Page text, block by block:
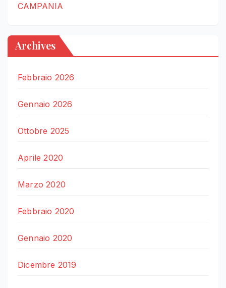
CAMPANIA
Archives
Febbraio 2026
Gennaio 2026
Ottobre 2025
Aprile 2020
Marzo 2020
Febbraio 2020
Gennaio 2020
Dicembre 2019